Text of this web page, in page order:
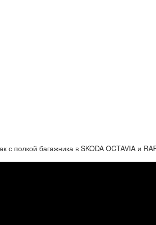
с полкой багажника в SKODA OCTAVIA и